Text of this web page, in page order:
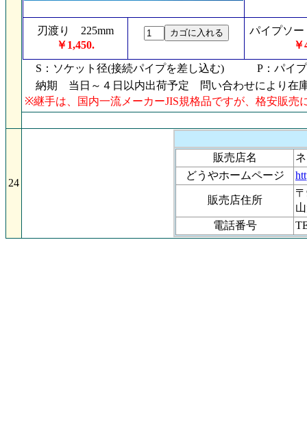
刃渡り 225mm
￥1,450.
パイプソ
￥
S：ソケット径(接続パイプを差し込む) P：パイ
納期 当日～４日以内出荷予定 問い合わせにより在
※継手は、国内一流メーカーJIS規格品ですが、格安販
24
販売店名
どうやホームページ
販売店住所
電話番号